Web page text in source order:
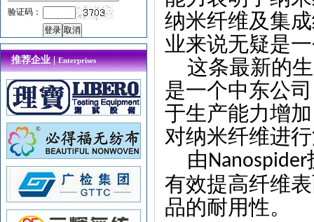
纳米纤维及集
业来说无疑是
这条最新的
是一个中东公
于生产能力增
对纳米纤维进
由Nanospider
有效提高纤维
品的耐用性。
验证码：
推荐企业 |Enterprises